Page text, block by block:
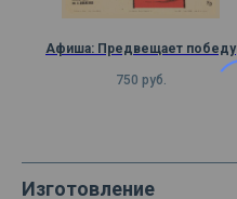
Афиша: Предвещает победу
750 руб.
Изготовление